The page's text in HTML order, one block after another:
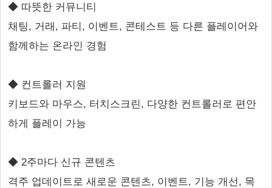
◆ 따뜻한 커뮤니티
채팅, 거래, 파티, 이벤트, 콘테스트 등 다른 플레이어와
함께하는 온라인 경험
◆ 컨트롤러 지원
키보드와 마우스, 터치스크린, 다양한 컨트롤러로 편안
하게 플레이 가능
◆ 2주마다 신규 콘텐츠
격주 업데이트로 새로운 콘텐츠, 이벤트, 기능 개선, 목